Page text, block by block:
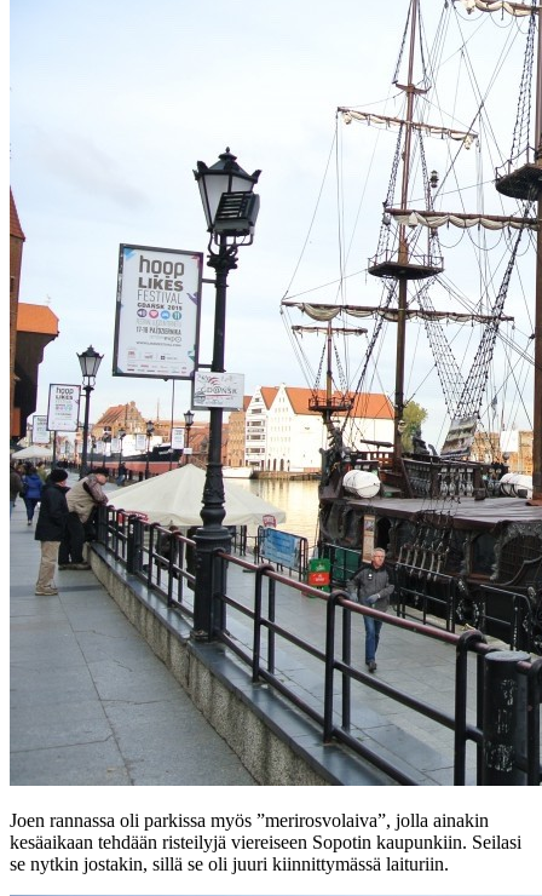
Joen rannassa oli parkissa myös ”merirosvolaiva”, jolla ainakin
kesäaikaan tehdään risteilyjä viereiseen Sopotin kaupunkiin. Seilasi
se nytkin jostakin, sillä se oli juuri kiinnittymässä laituriin.